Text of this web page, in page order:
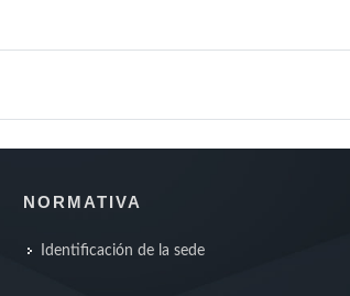
NORMATIVA
Identificación de la sede